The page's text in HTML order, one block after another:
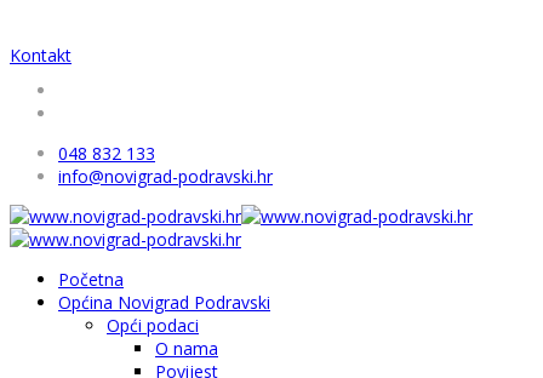
Kontakt
048 832 133
info@novigrad-podravski.hr
Početna
Općina Novigrad Podravski
Opći podaci
O nama
Povijest